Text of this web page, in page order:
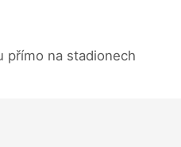
přímo na stadionech